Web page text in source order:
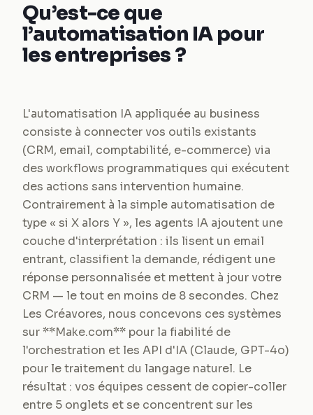
Qu’est-ce que
l’automatisation IA pour
les entreprises ?
L'automatisation IA appliquée au business
consiste à connecter vos outils existants
(CRM, email, comptabilité, e-commerce) via
des workflows programmatiques qui exécutent
des actions sans intervention humaine.
Contrairement à la simple automatisation de
type « si X alors Y », les agents IA ajoutent une
couche d'interprétation : ils lisent un email
entrant, classifient la demande, rédigent une
réponse personnalisée et mettent à jour votre
CRM — le tout en moins de 8 secondes. Chez
Les Créavores, nous concevons ces systèmes
sur **Make.com** pour la fiabilité de
l'orchestration et les API d'IA (Claude, GPT-4o)
pour le traitement du langage naturel. Le
résultat : vos équipes cessent de copier-coller
entre 5 onglets et se concentrent sur les